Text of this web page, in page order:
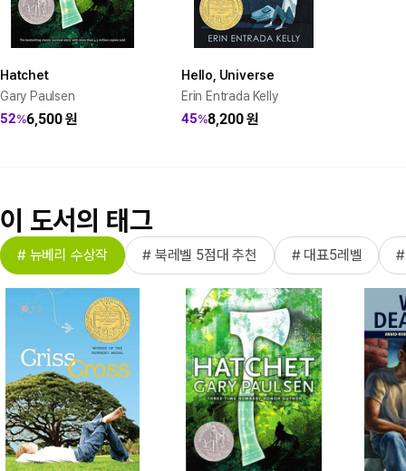
Hatchet
Gary Paulsen
52%6,500원
Hello, Universe
Erin Entrada Kelly
45%8,200원
이 도서의 태그
# 뉴베리 수상작 # 북레벨 5점대 추천 # 대표5레벨